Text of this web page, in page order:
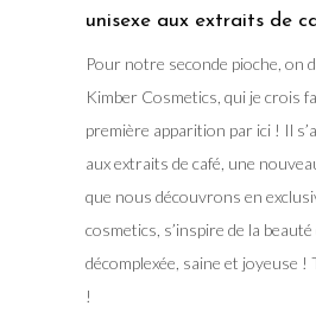
unisexe aux extraits de
Pour notre seconde pioche, on
Kimber Cosmetics, qui je crois
première apparition par ici ! Il
aux extraits de café, une
que nous découvrons en
cosmetics, s’inspire de la beauté
décomplexée, saine et joyeuse !
!